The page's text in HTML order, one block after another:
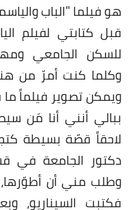
هو فيلما "الباب
قبل كتابتي لفيلم
للسكن الجامعي
وكلما كنت أمرّ من
ويمكن تصوير فيلماً
ببالي أنني أنا مَن
لاحقاً قصّة بسيطة
دكتور الجامعة في
وطلب مني أن
فكتبت السيناريو،